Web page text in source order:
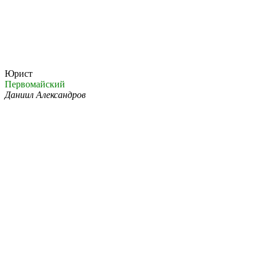
Юрист
Первомайский
Даниил Александров